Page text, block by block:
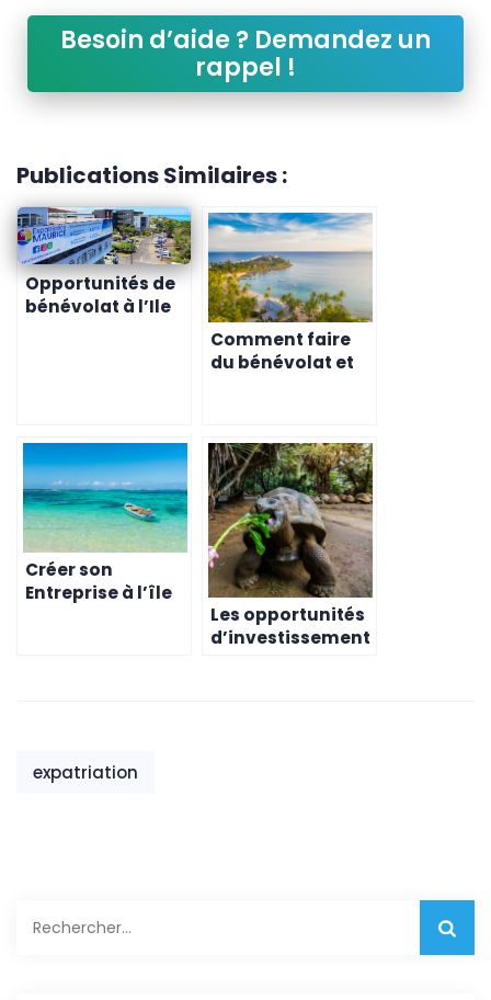
Besoin d’aide ? Demandez un
rappel !
Publications Similaires :
Opportunités de
bénévolat à l’Ile
Comment faire
du bénévolat et
associations, les
ONG et les projets
solidaires à
soutenir
Créer son
Entreprise à l’île
Les opportunités
d’investissement
expatriation